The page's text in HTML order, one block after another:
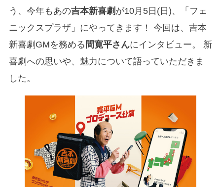
う、今年もあの吉本新喜劇 が10月5日(日)、「フェ
ニックスプラザ」にやってきます！ 今回は、吉本
新喜劇GMを務める 間寛平さんにインタビュー。 新
喜劇への思いや、魅力について語っていただきま
した。